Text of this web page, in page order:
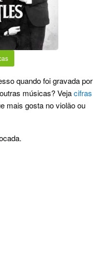
quando foi gravada por
músicas? Vejacifras
mais gosta no violão ou